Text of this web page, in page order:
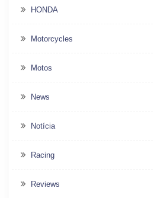
HONDA
Motorcycles
Motos
News
Notícia
Racing
Reviews